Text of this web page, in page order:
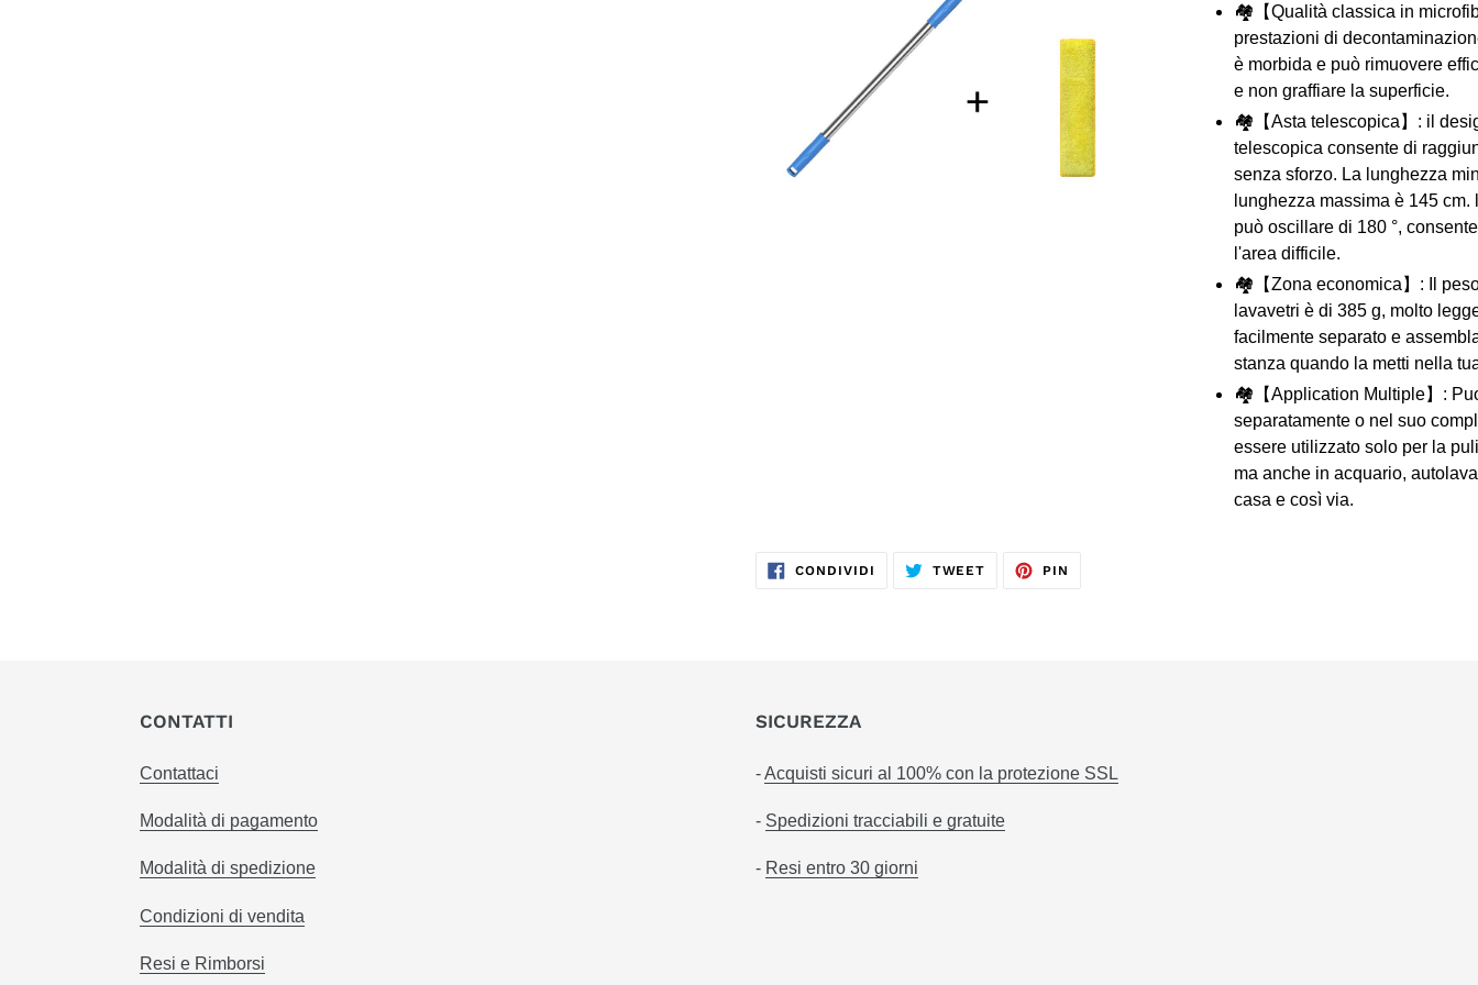
🏘【Qualità classica in
prestazioni di
è morbida e può rimuovere
e non graffiare la superficie.
🏘【Asta telescopica】: il
telescopica consente di
senza sforzo. La lunghezza
lunghezza massima è 145
può oscillare di 180 °,
l'area difficile.
🏘【Zona economica】: Il
lavavetri è di 385 g, molto
facilmente separato e
stanza quando la metti nella
🏘【Application Multiple】:
separatamente o nel suo
essere utilizzato solo per la
ma anche in acquario,
casa e così via.
CONDIVIDI CONDIVIDITWEET TWITTA PIN
CONTATTI
Contattaci
Modalità di pagamento
Modalità di spedizione
Condizioni di vendita
Resi e Rimborsi
SICUREZZA
-Acquisti sicuri al 100% con la protezione SSL
- Spedizioni tracciabili e gratuite
- Resi entro 30 giorni